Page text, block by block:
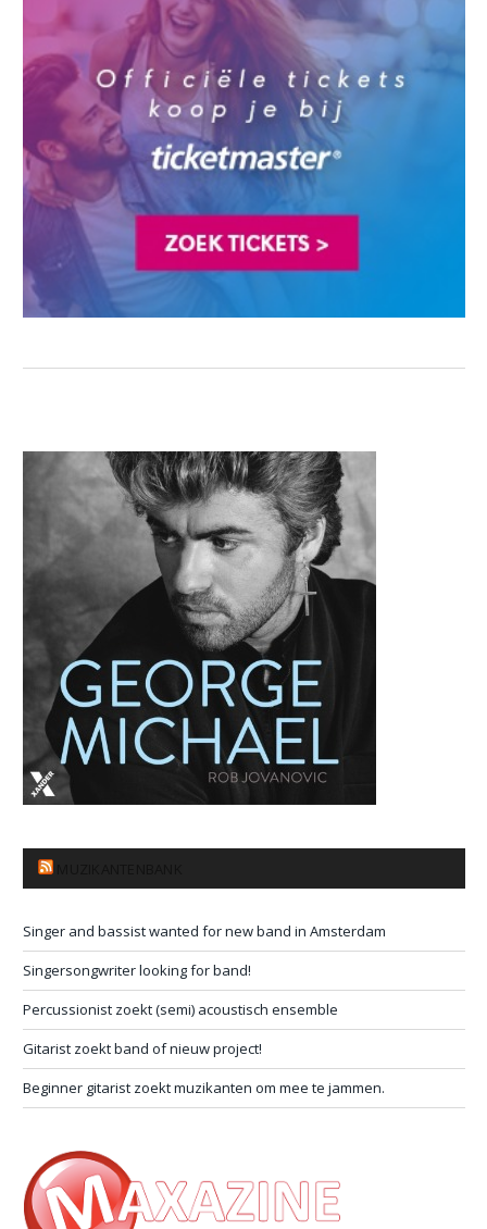
Singer and bassist wanted for new band in Amsterdam
Singersongwriter looking for band!
Percussionist zoekt (semi) acoustisch ensemble
Gitarist zoekt band of nieuw project!
Beginner gitarist zoekt muzikanten om mee te jammen.